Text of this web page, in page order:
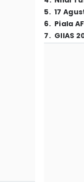
5. 17
6. Piala
7. GIIAS